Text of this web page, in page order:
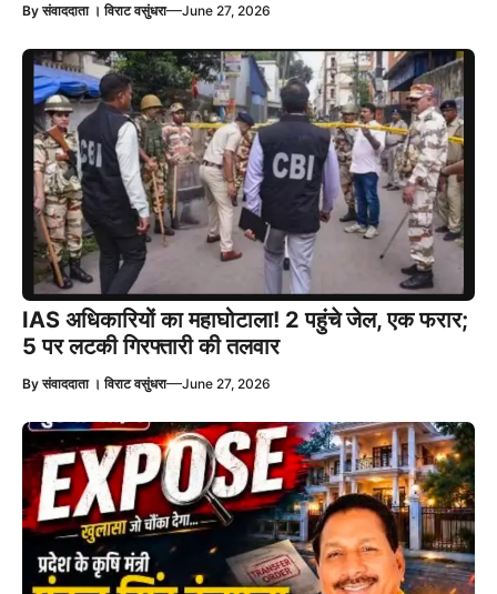
Byसंवाददाता । विराट वसुंधरा—June 27, 2026
IAS अधिकारियों का महाघोटाला! 2 पहुंचे जेल, एक फरार;
5 पर लटकी गिरफ्तारी की तलवार
Byसंवाददाता । विराट वसुंधरा—June 27, 2026